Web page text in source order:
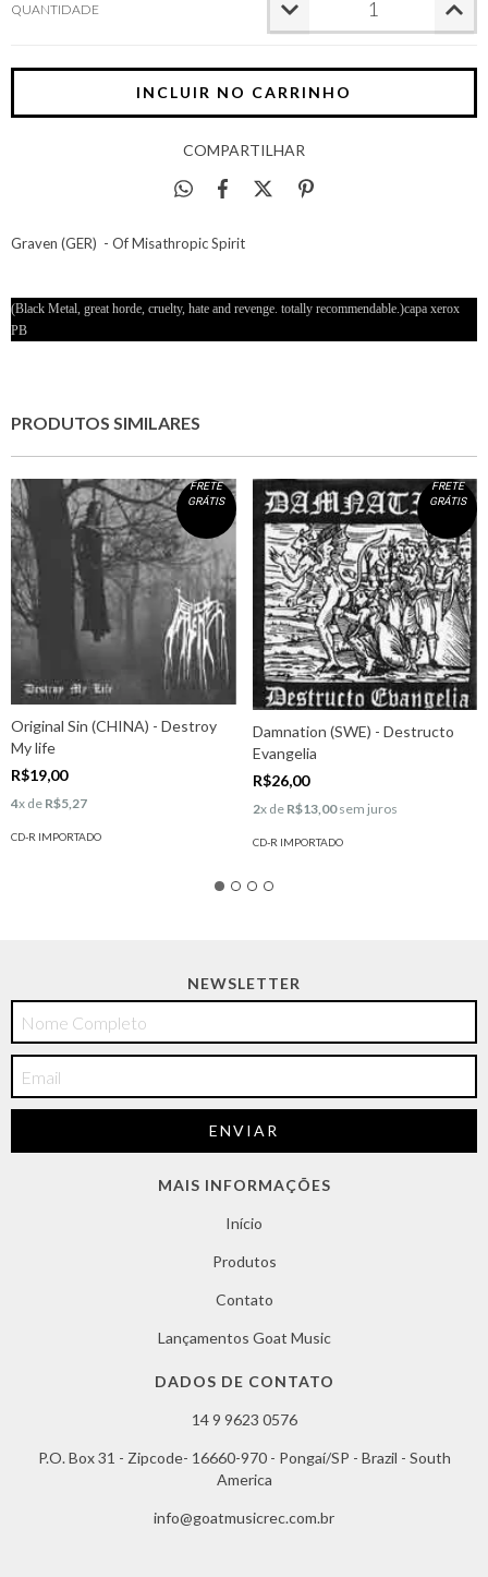
QUANTIDADE
COMPARTILHAR
Graven (GER) - Of Misathropic Spirit
(Black Metal, great horde, cruelty, hate and revenge. totally recommendable.)capa xerox
PB
PRODUTOS SIMILARES
FRETE
GRÁTIS
Original Sin (CHINA) - Destroy
My life
R$19,00
4x de R$5,27
CD-R IMPORTADO
FRETE
GRÁTIS
Damnation (SWE) - Destructo
Evangelia
R$26,00
2x de R$13,00sem juros
CD-R IMPORTADO
NEWSLETTER
MAIS INFORMAÇÕES
Início
Produtos
Contato
Lançamentos Goat Music
DADOS DE CONTATO
14 9 9623 0576
P.O. Box 31 - Zipcode- 16660-970 - Pongaí/SP - Brazil - South
America
info@goatmusicrec.com.br